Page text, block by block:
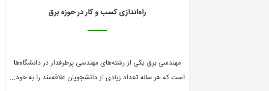
راه‌اندازی کسب و کار در حوزه برق
مهندسی برق یکی از رشته‌های مهندسی پرطرفدار در دانشگاه‌ها
است که هر ساله تعداد زیادی از دانشجویان علاقه‌مند را به خود...